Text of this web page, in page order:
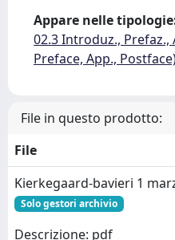
Appare nelle
02.3 Introduz., Prefaz.,
Preface, App.,
File in questo prodotto:
File
Kierkegaard-bavieri 1
Solo gestori archivio
Descrizione: pdf